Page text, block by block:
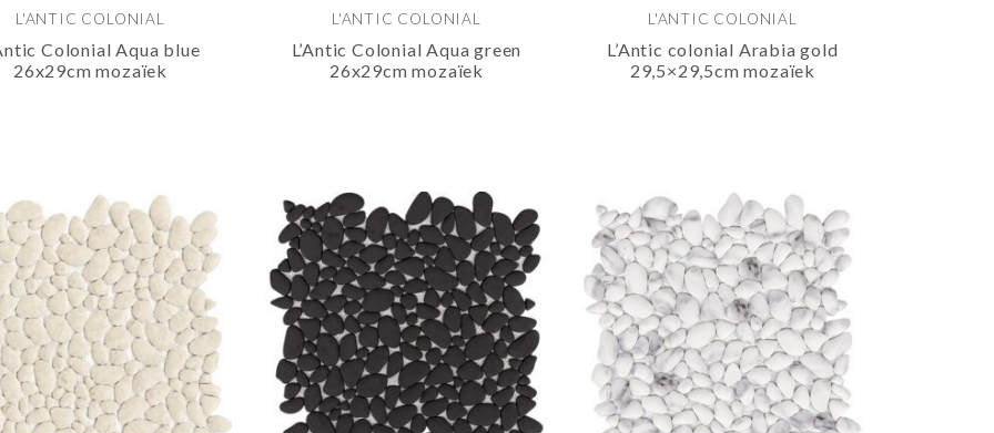
L'ANTIC COLONIAL
Colonial Aqua blue
26x29cm mozaïek
L'ANTIC COLONIAL
L’Antic Colonial Aqua green
26x29cm mozaïek
L'ANTIC COLONIAL
L’Antic colonial Arabia gold
29,5×29,5cm mozaïek